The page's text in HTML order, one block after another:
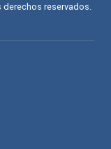
reservados.